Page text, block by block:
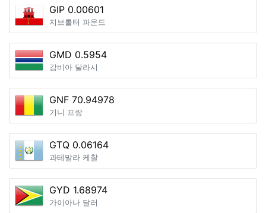
GIP 0.00601
지브롤터 파운드
GMD 0.5954
감비아 달라시
GNF 70.94978
기니 프랑
GTQ 0.06164
과테말라 케찰
GYD 1.68974
가이아나 달러